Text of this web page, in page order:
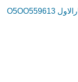
مظلاتي ابتكار جديد من مظلات وسواتر الاختيارالاول O5OO559613